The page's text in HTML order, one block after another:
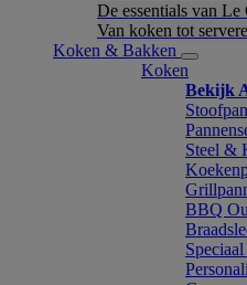
De essentials van Le
Van koken tot
Koken & Bakken
Koken
Bekijk
Steel &
BBQ